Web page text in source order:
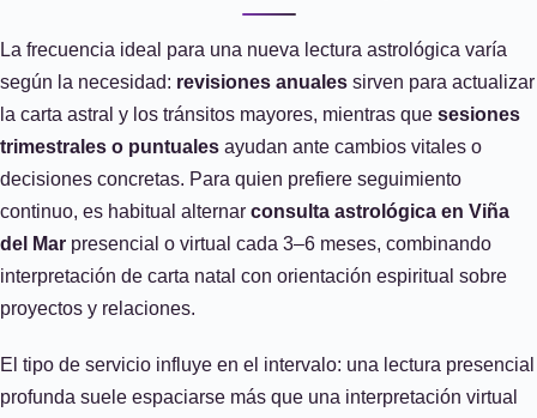
La frecuencia ideal para una nueva lectura astrológica varía
según la necesidad: revisiones anuales sirven para actualizar
la carta astral y los tránsitos mayores, mientras que sesiones
trimestrales o puntuales ayudan ante cambios vitales o
decisiones concretas. Para quien prefiere seguimiento
continuo, es habitual alternar consulta astrológica en Viña
del Mar presencial o virtual cada 3–6 meses, combinando
interpretación de carta natal con orientación espiritual sobre
proyectos y relaciones.
El tipo de servicio influye en el intervalo: una lectura presencial
profunda suele espaciarse más que una interpretación virtual